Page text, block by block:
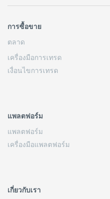
การซื้อขาย
ตลาด
เครื่องมือการเทรด
เงื่อนไขการเทรด
แพลตฟอร์ม
แพลตฟอร์ม
เครื่องมือแพลตฟอร์ม
เกี่ยวกับเรา